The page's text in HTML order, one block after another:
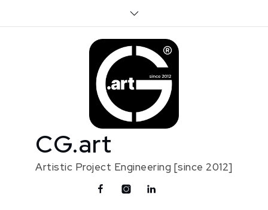
CG.art
Artistic Project Engineering [since 2012]
FacebookInstagramLinkedin